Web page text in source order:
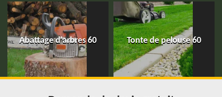
Abattage d'arbres 60 Tonte de pelouse 60